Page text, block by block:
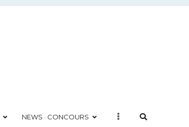
NEWS · CONCOURS